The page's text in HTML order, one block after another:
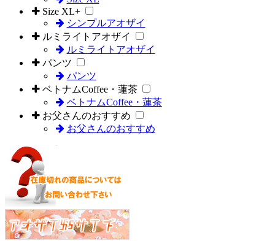
Size XL+
シンプルアオザイ
ルミライトアオザイ
ルミライトアオザイ
パンツ
パンツ
ベトナムCoffee・蓮茶
ベトナムCoffee・蓮茶
お父さんのおすすめ
お父さんのおすすめ